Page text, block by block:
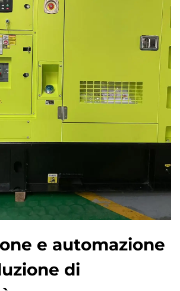
e automazione
di